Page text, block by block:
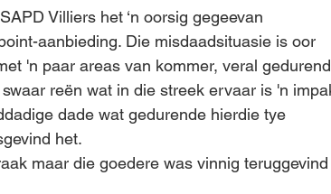
Villiers het ‘n oorsig gegeevan
aanbieding. Die misdaadsituasie is oor
'n paar areas van kommer, veral
reën wat in die streek ervaar is 'n
dade wat gedurende hierdie tye
het.
maar die goedere was vinnig teruggevind